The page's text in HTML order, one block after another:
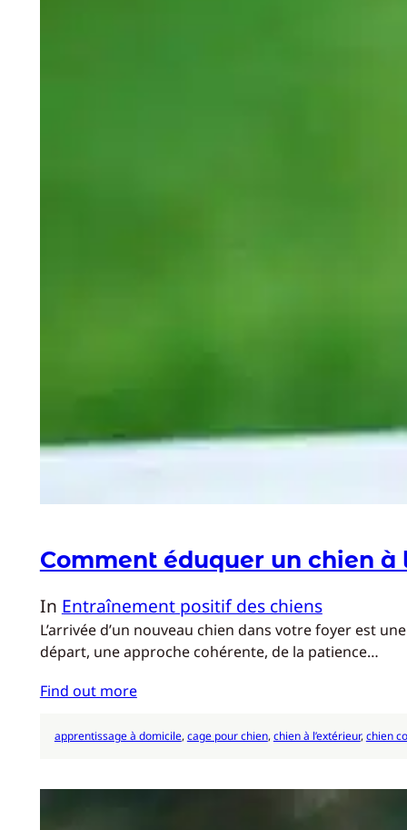
Comment éduquer un chien à
In Entraînement positif des chiens
L’arrivée d’un nouveau chien dans votre foyer est
départ, une approche cohérente, de la patience…
Find out more
apprentissage à domicile, cage pour chien, chien à l’extérieur, chien